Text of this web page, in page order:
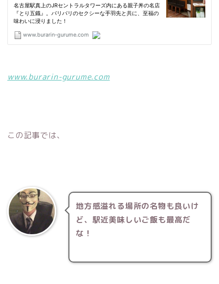
www.burarin-gurume.com
この記事では、
地方感溢れる場所の名物も良いけ
ど、駅近美味しいご飯も最高だ
な！